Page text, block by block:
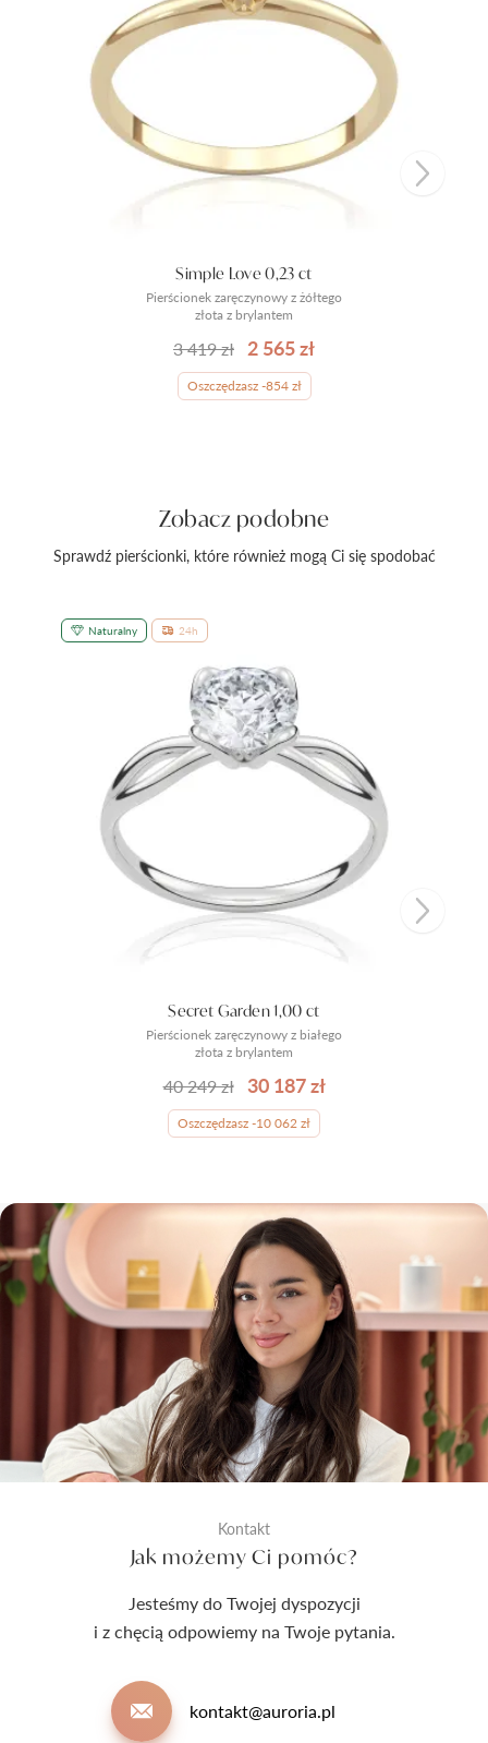
Pierścionek zaręczynowy z żółtego
złota z brylantem
Simple Love 0,23 ct
3 419 zł 2 565 zł
Oszczędzasz -854 zł
Zobacz podobne
Sprawdź pierścionki, które również mogą Ci się spodobać
Naturalny 24h
Pierścionek zaręczynowy z białego
złota z brylantem
Secret Garden 1,00 ct
40 249 zł 30 187 zł
Oszczędzasz -10 062 zł
Kontakt
Jak możemy Ci pomóc?
Jesteśmy do Twojej dyspozycji
i z chęcią odpowiemy na Twoje pytania.
kontakt@auroria.pl